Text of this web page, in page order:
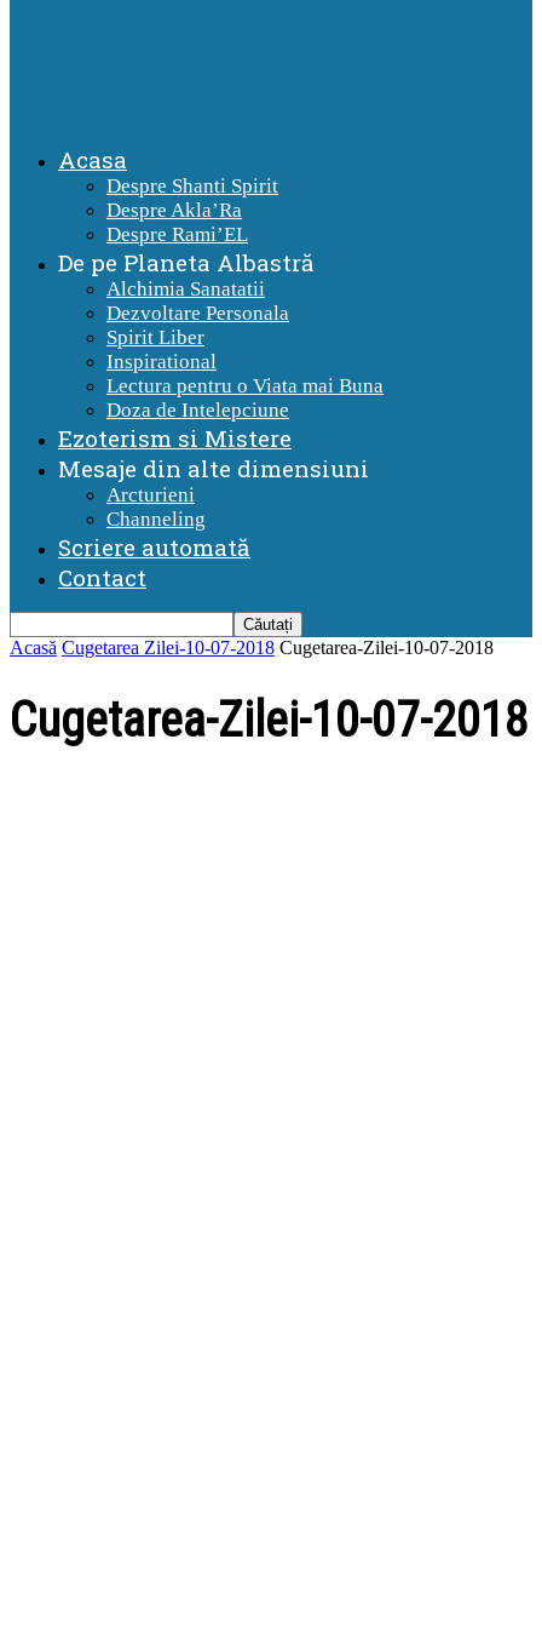
Acasa
Despre Shanti Spirit
Despre Akla’Ra
Despre Rami’EL
De pe Planeta Albastră
Alchimia Sanatatii
Dezvoltare Personala
Spirit Liber
Inspirational
Lectura pentru o Viata mai Buna
Doza de Intelepciune
Ezoterism si Mistere
Mesaje din alte dimensiuni
Arcturieni
Channeling
Scriere automată
Contact
Acasă Cugetarea Zilei-10-07-2018 Cugetarea-Zilei-10-07-2018
Cugetarea-Zilei-10-07-2018